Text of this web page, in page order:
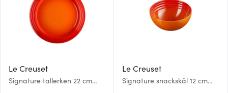
Le Creuset
Signature tallerken 22 cm
Le Creuset
Signature snackskål 12 cm